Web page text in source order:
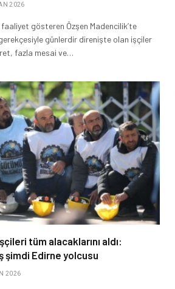
2026
faaliyet gösteren Özşen Madencilik’te
gerekçesiyle günlerdir direnişte olan işçiler
fazla mesai ve…
tüm alacaklarını aldı:
şimdi Edirne yolcusu
2026